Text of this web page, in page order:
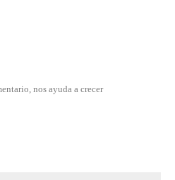
nos ayuda a crecer